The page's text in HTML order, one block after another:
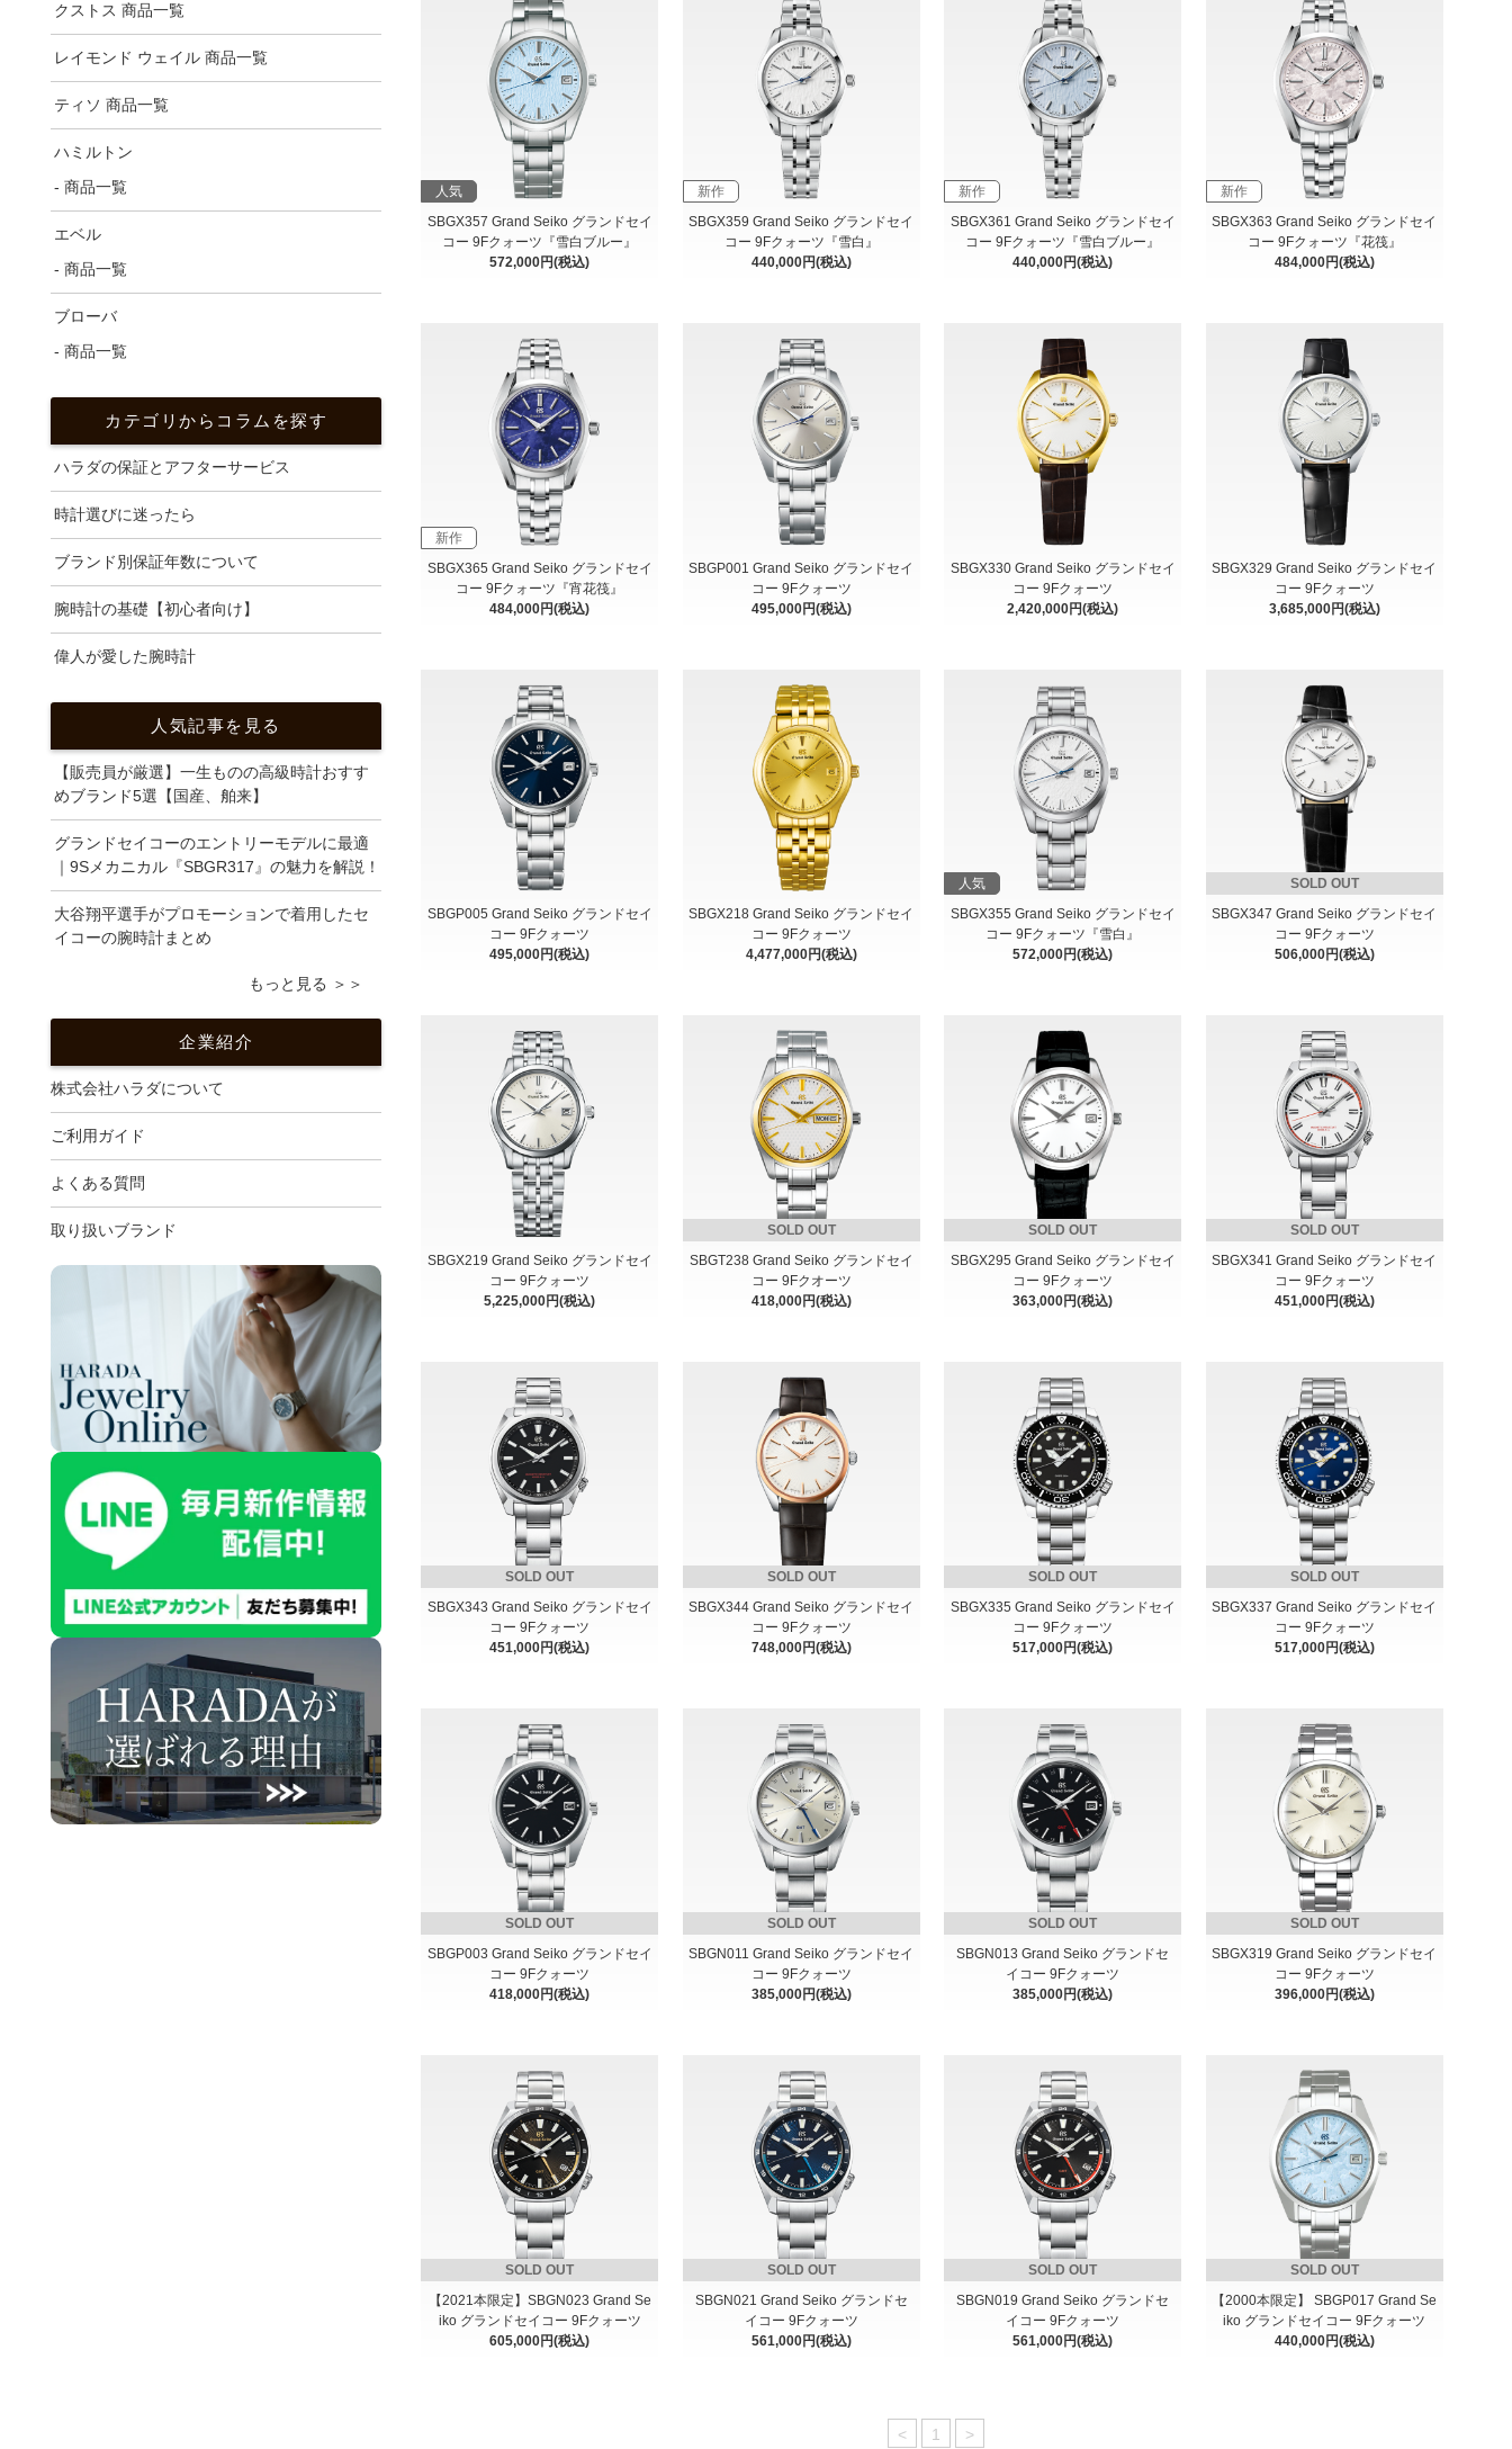
人気
SBGX357 Grand Seiko グランドセイ
コー 9Fクォーツ『雪白ブルー』
572,000円(税込)
新作
SBGX359 Grand Seiko グランドセイ
コー 9Fクォーツ『雪白』
440,000円(税込)
新作
SBGX361 Grand Seiko グランドセイ
コー 9Fクォーツ『雪白ブルー』
440,000円(税込)
新作
SBGX363 Grand Seiko グランドセイ
コー 9Fクォーツ『花筏』
484,000円(税込)
新作
SBGX365 Grand Seiko グランドセイ
コー 9Fクォーツ『宵花筏』
484,000円(税込)
SBGP001 Grand Seiko グランドセイ
コー 9Fクォーツ
495,000円(税込)
SBGX330 Grand Seiko グランドセイ
コー 9Fクォーツ
2,420,000円(税込)
SBGX329 Grand Seiko グランドセイ
コー 9Fクォーツ
3,685,000円(税込)
SBGP005 Grand Seiko グランドセイ
コー 9Fクォーツ
495,000円(税込)
SBGX218 Grand Seiko グランドセイ
コー 9Fクォーツ
4,477,000円(税込)
人気
SBGX355 Grand Seiko グランドセイ
コー 9Fクォーツ『雪白』
572,000円(税込)
SOLD OUT
SBGX347 Grand Seiko グランドセイ
コー 9Fクォーツ
506,000円(税込)
SBGX219 Grand Seiko グランドセイ
コー 9Fクォーツ
5,225,000円(税込)
SOLD OUT
SBGT238 Grand Seiko グランドセイ
コー 9Fクオーツ
418,000円(税込)
SOLD OUT
SBGX295 Grand Seiko グランドセイ
コー 9Fクォーツ
363,000円(税込)
SOLD OUT
SBGX341 Grand Seiko グランドセイ
コー 9Fクォーツ
451,000円(税込)
SOLD OUT
SBGX343 Grand Seiko グランドセイ
コー 9Fクォーツ
451,000円(税込)
SOLD OUT
SBGX344 Grand Seiko グランドセイ
コー 9Fクォーツ
748,000円(税込)
SOLD OUT
SBGX335 Grand Seiko グランドセイ
コー 9Fクォーツ
517,000円(税込)
SOLD OUT
SBGX337 Grand Seiko グランドセイ
コー 9Fクォーツ
517,000円(税込)
SOLD OUT
SBGP003 Grand Seiko グランドセイ
コー 9Fクォーツ
418,000円(税込)
SOLD OUT
SBGN011 Grand Seiko グランドセイ
コー 9Fクォーツ
385,000円(税込)
SOLD OUT
SBGN013 Grand Seiko グランドセ
イコー 9Fクォーツ
385,000円(税込)
SOLD OUT
SBGX319 Grand Seiko グランドセイ
コー 9Fクォーツ
396,000円(税込)
SOLD OUT
【2021本限定】SBGN023 Grand Se
iko グランドセイコー 9Fクォーツ
605,000円(税込)
SOLD OUT
SBGN021 Grand Seiko グランドセ
イコー 9Fクォーツ
561,000円(税込)
SOLD OUT
SBGN019 Grand Seiko グランドセ
イコー 9Fクォーツ
561,000円(税込)
SOLD OUT
【2000本限定】 SBGP017 Grand Se
iko グランドセイコー 9Fクォーツ
440,000円(税込)
< 1 >
クストス 商品一覧
レイモンド ウェイル 商品一覧
ティソ 商品一覧
ハミルトン
- 商品一覧
エベル
- 商品一覧
ブローバ
- 商品一覧
カテゴリからコラムを探す
ハラダの保証とアフターサービス
時計選びに迷ったら
ブランド別保証年数について
腕時計の基礎【初心者向け】
偉人が愛した腕時計
人気記事を見る
【販売員が厳選】一生ものの高級時計おすす
めブランド5選【国産、舶来】
グランドセイコーのエントリーモデルに最適
｜9Sメカニカル『SBGR317』の魅力を解説！
大谷翔平選手がプロモーションで着用したセ
イコーの腕時計まとめ
もっと見る ＞＞
企業紹介
株式会社ハラダについて
ご利用ガイド
よくある質問
取り扱いブランド